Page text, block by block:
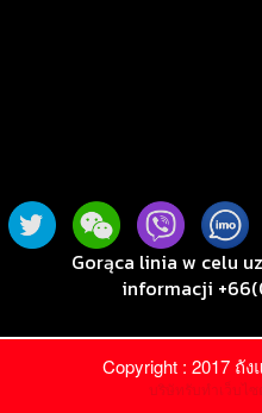
Gorąca linia w celu
informacji
Copyright : 2017 ถั
บริษัทรับทำเว็บไซ